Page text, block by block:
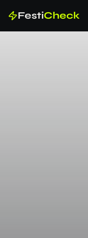
FestiCheck